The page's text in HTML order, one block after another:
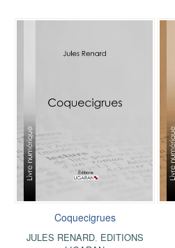
Coquecigrues
JULES RENARD, EDITIONS